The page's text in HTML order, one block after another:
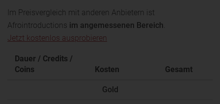
Im Preisvergleich mit anderen Anbietern ist
Afrointroductions im angemessenen Bereich.
Jetzt kostenlos ausprobieren
Dauer / Credits /
Coins
Kosten Gesamt
Gold